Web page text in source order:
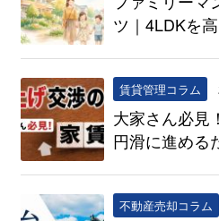
ツ｜4LDKを
賃貸管理コラム
大家さん必見
円滑に進める
不動産売却コラム